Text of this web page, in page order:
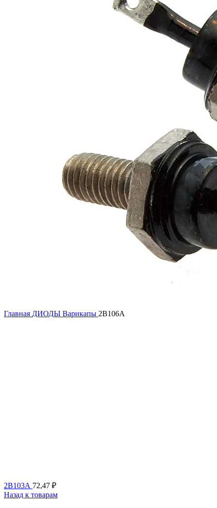
Главная ДИОДЫ Варикапы 2В106А
2В103А 72,47 ₽
Назад к товарам